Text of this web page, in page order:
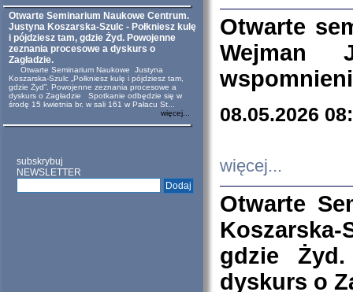
Otwarte Seminarium Naukowe Centrum.
Justyna Koszarska-Szulc - Połkniesz kulę
i pójdziesz tam, gdzie Żyd. Powojenne
zeznania procesowe a dyskurs o
Zagładzie.
Otwarte Seminarium Naukowe Justyna
Koszarska-Szulc „Połkniesz kulę i pójdziesz tam,
gdzie Żyd”. Powojenne zeznania procesowe a
dyskurs o Zagładzie Spotkanie odbędzie się w
środę 15 kwietnia br. w sali 161 w Pałacu St...
więcej...
subskrybuj
NEWSLETTER
Otwarte
Wejman
08.05.2026
więcej...
Otwarte
Koszarska-
gdzie
dyskurs o